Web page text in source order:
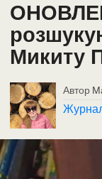
Микиту
Автор